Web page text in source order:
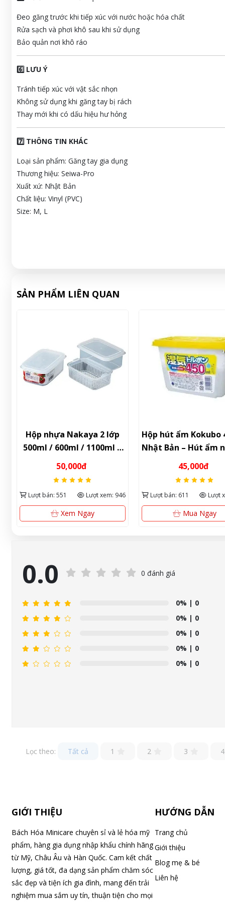
Đeo găng trước khi tiếp xúc với nước hoặc hóa chất
Rửa sạch và phơi khô sau khi sử dụng
Bảo quản nơi khô ráo
6️⃣ LƯU Ý
Tránh tiếp xúc với vật sắc nhọn
Không sử dụng khi găng tay bị rách
Thay mới khi có dấu hiệu hư hỏng
7️⃣ THÔNG TIN KHÁC
Loại sản phẩm: Găng tay gia dụng
Thương hiệu: Seiwa-Pro
Xuất xứ: Nhật Bản
Chất liệu: Vinyl (PVC)
Size: M, L
SẢN PHẨM LIÊN QUAN
Hộp hút ẩm Kokubo 450ml
Nhật Bản – Hút ẩm nhanh,
chống mốc & khử mùi
hiệu quả
45,000đ
Lượt bán: 611 Lượt xem: 947
Mua Ngay
Cốc con giáp
Liên hệ
Lượt bán: 121
Mua Ngay
0.0 0 đánh giá
0% | 0
0% | 0
0% | 0
0% | 0
0% | 0
Lọc theo: Tất cả 1 2 3 4
GIỚI THIỆU
Bách Hóa Minicare chuyên sỉ và lẻ hóa mỹ
phẩm, hàng gia dụng nhập khẩu chính hãng
từ Mỹ, Châu Âu và Hàn Quốc. Cam kết chất
lượng, giá tốt, đa dạng sản phẩm chăm sóc
sắc đẹp và tiện ích gia đình, mang đến trải
nghiệm mua sắm uy tín, thuận tiện cho mọi
HƯỚNG DẪN
Trang chủ
Giới thiệu
Blog mẹ & bé
Liên hệ